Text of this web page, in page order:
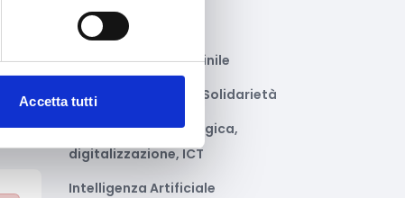
Accetta tutti
Impianti sportivi
Imprenditoria femminile
Inclusione Sociale e Solidarietà
Innovazione tecnologica,
digitalizzazione, ICT
Intelligenza Artificiale